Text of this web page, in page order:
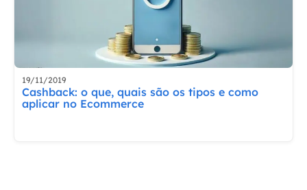
19/11/2019
Cashback: o que, quais são os tipos e como
aplicar no Ecommerce